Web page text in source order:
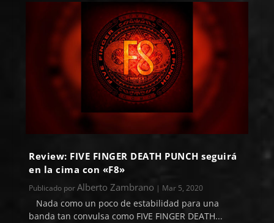
Review: FIVE FINGER DEATH PUNCH seguirá
en la cima con «F8»
Publicado porAlberto Zambrano | Mar 5, 2020
​ Nada como un poco de estabilidad para una
banda tan convulsa como FIVE FINGER DEATH...